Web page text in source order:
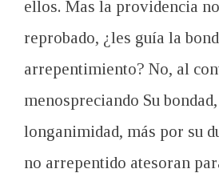
ellos. Mas la providencia
reprobado, ¿les guía la
arrepentimiento? No, al
menospreciando Su
longanimidad, más por su
no arrepentido atesoran